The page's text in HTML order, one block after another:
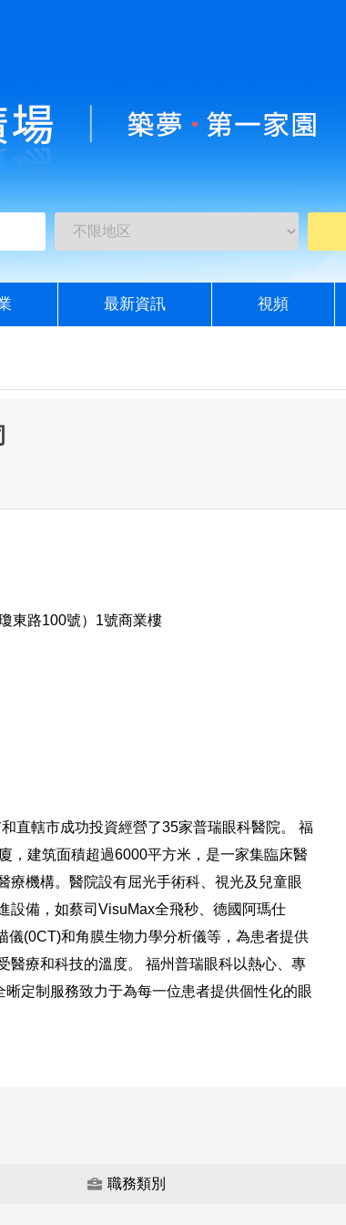
最新資訊 視頻
東路100號）1號商業樓
直轄市成功投資經營了35家普瑞眼科醫院。 福
，建筑面積超過6000平方米，是一家集臨床醫
療機構。醫院設有屈光手術科、視光及兒童眼
設備，如蔡司VisuMax全飛秒、德國阿瑪仕
(0CT)和角膜生物力學分析儀等，為患者提供
醫療和科技的溫度。 福州普瑞眼科以熱心、專
晰定制服務致力于為每一位患者提供個性化的眼
職務類別